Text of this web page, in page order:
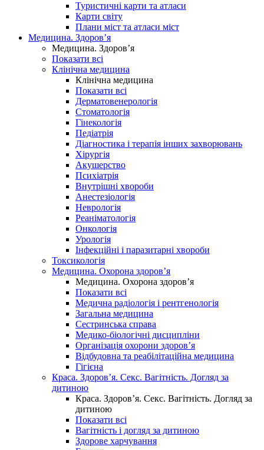
Туристичні карти та атласи
Карти світу
Плани міст та атласи міст
Медицина. Здоров’я
Медицина. Здоров’я
Показати всі
Клінічна медицина
Клінічна медицина
Показати всі
Дерматовенерологія
Стоматологія
Гінекологія
Педіатрія
Діагностика і терапія інших захворювань
Хірургія
Акушерство
Психіатрія
Внутрішні хвороби
Анестезіологія
Неврологія
Реаніматологія
Онкологія
Урологія
Інфекційні і паразитарні хвороби
Токсикологія
Медицина. Охорона здоров’я
Медицина. Охорона здоров’я
Показати всі
Медична радіологія і рентгенологія
Загальна медицина
Сестринська справа
Медико-біологічні дисципліни
Організація охорони здоров’я
Відбудовна та реабілітаційна медицина
Гігієна
Краса. Здоров’я. Секс. Вагітність. Догляд за
дитиною
Краса. Здоров’я. Секс. Вагітність. Догляд за
дитиною
Показати всі
Вагітність і догляд за дитиною
Здорове харчування